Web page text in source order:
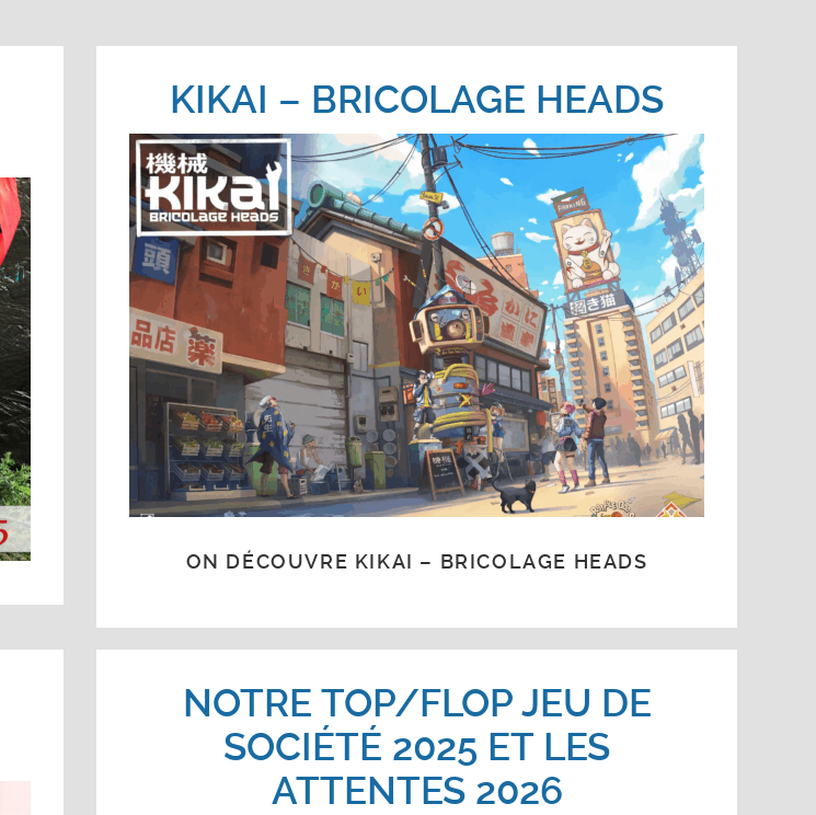
KIKAI – BRICOLAGE HEADS
ON DÉCOUVRE KIKAI – BRICOLAGE HEADS
NOTRE TOP/FLOP JEU DE
SOCIÉTÉ 2025 ET LES
ATTENTES 2026